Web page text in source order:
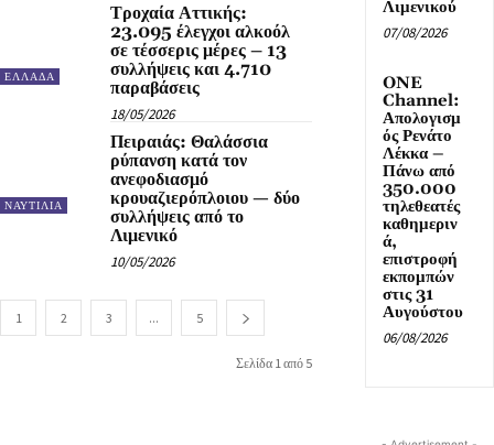
ΕΛΛΑΔΑ
Τροχαία Αττικής:
23.095 έλεγχοι αλκοόλ
σε τέσσερις μέρες – 13
συλλήψεις και 4.710
παραβάσεις
18/05/2026
ΝΑΥΤΙΛΙΑ
Πειραιάς: Θαλάσσια
ρύπανση κατά τον
ανεφοδιασμό
κρουαζιερόπλοιου — δύο
συλλήψεις από το
Λιμενικό
10/05/2026
1 2 3 ... 5
Σελίδα 1 από 5
Λιμενικού
07/08/2026
ONE
Channel:
Απολογισμ
ός Ρενάτο
Λέκκα –
Πάνω από
350.000
τηλεθεατές
καθημεριν
ά,
επιστροφή
εκπομπών
στις 31
Αυγούστου
06/08/2026